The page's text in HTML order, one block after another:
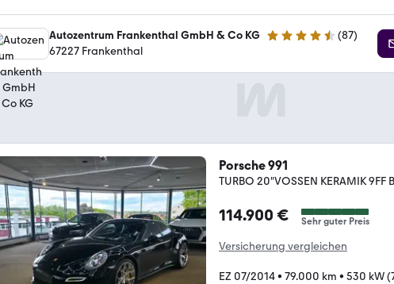
Autozentrum Frankenthal GmbH & Co KG 4.5 Sterne (87)
67227 Frankenthal
Porsche 991
TURBO 20"VOSSEN KERAMIK 9FF
114.900 € Sehr guter Preis
Versicherung vergleichen
EZ 07/2014• 79.000 km • 530 kW